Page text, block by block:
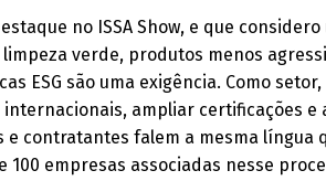
no ISSA Show, e que
verde, produtos menos
ESG são uma exigência. Como
ampliar certificações e
contratantes falem a mesma língua
100 empresas associadas nesse